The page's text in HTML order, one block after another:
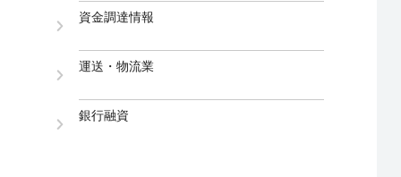
資金調達情報
運送・物流業
銀行融資